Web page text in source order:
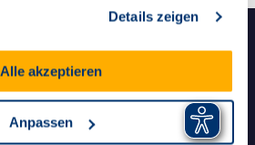
Details zeigen
Alle akzeptieren
Anpassen